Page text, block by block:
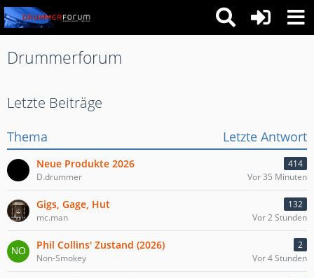
Drummerforum
Letzte Beiträge
Thema Letzte Antwort
Neue Produkte 2026
414
D.drummer
Vor 35 Minuten
Gigs, Gage, Hut
132
mc.man
Vor 2 Stunden
Phil Collins' Zustand (2026)
2
Non-Smokey
Vor 4 Stunden